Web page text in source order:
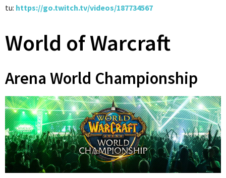
tu: https://go.twitch.tv/videos/187734567
World of Warcraft
Arena World Championship